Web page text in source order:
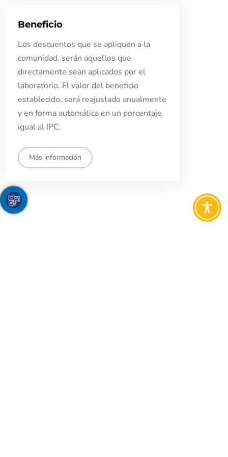
Beneficio
Los descuentos que se apliquen a la
comunidad, serán aquellos que
directamente sean aplicados por el
laboratorio. El valor del beneficio
establecido, será reajustado anualmente
y en forma automática en un porcentaje
igual al IPC.
Más información
Youtube
Facebook
Twitter
TikTok
Instagram